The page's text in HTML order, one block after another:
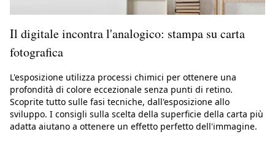
Il digitale incontra l'analogico: stampa su carta
fotografica
L'esposizione utilizza processi chimici per ottenere una
profondità di colore eccezionale senza punti di retino.
Scoprite tutto sulle fasi tecniche, dall'esposizione allo
sviluppo. I consigli sulla scelta della superficie della carta più
adatta aiutano a ottenere un effetto perfetto dell'immagine.